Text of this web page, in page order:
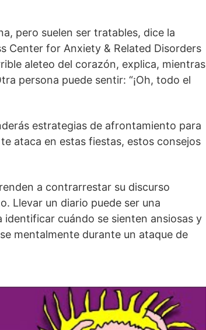
pero suelen ser tratables, dice la
Center for Anxiety & Related Disorders
aleteo del corazón, explica, mientras
persona puede sentir: “¡Oh, todo el
estrategias de afrontamiento para
ataca en estas fiestas, estos consejos
a contrarrestar su discurso
Llevar un diario puede ser una
cuándo se sienten ansiosas y
mentalmente durante un ataque de